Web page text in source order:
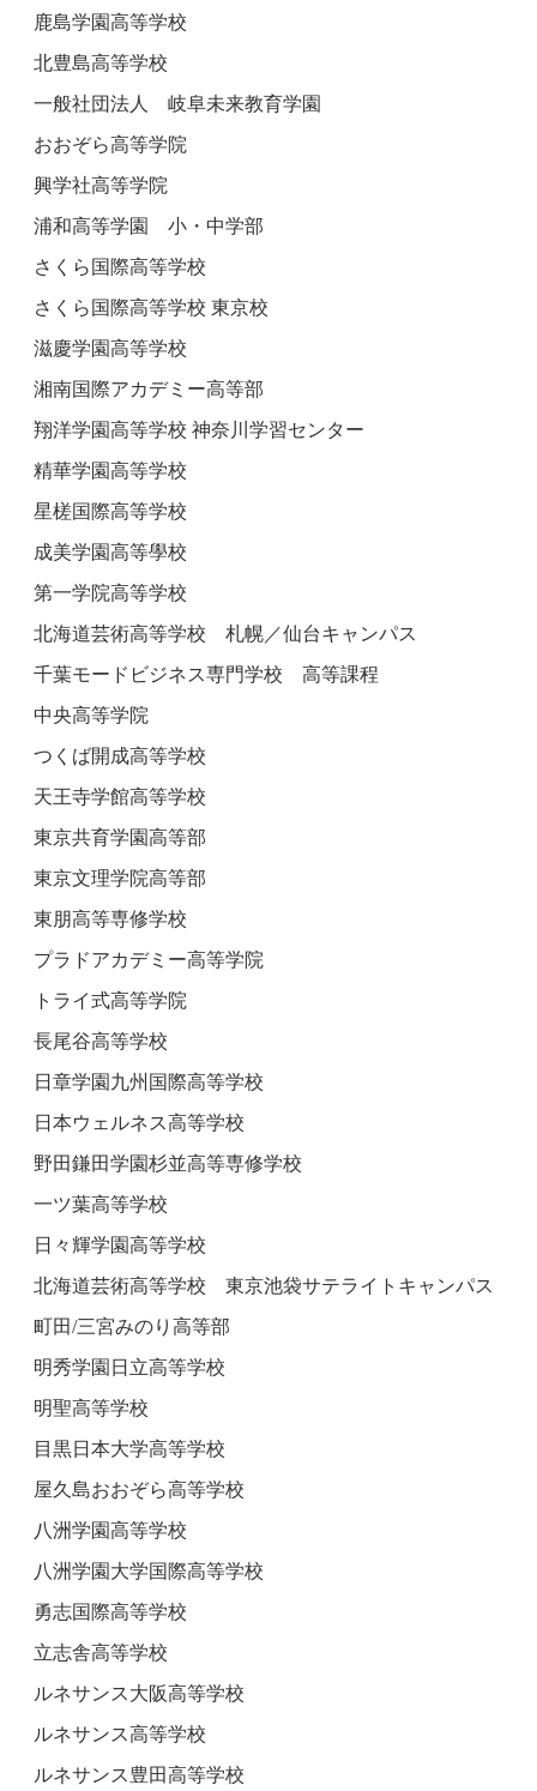
鹿島学園高等学校
北豊島高等学校
一般社団法人 岐阜未来教育学園
おおぞら高等学院
興学社高等学院
浦和高等学園 小・中学部
さくら国際高等学校
さくら国際高等学校 東京校
滋慶学園高等学校
湘南国際アカデミー高等部
翔洋学園高等学校 神奈川学習センター
精華学園高等学校
星槎国際高等学校
成美学園高等學校
第一学院高等学校
北海道芸術高等学校 札幌／仙台キャンパス
千葉モードビジネス専門学校 高等課程
中央高等学院
つくば開成高等学校
天王寺学館高等学校
東京共育学園高等部
東京文理学院高等部
東朋高等専修学校
プラドアカデミー高等学院
トライ式高等学院
長尾谷高等学校
日章学園九州国際高等学校
日本ウェルネス高等学校
野田鎌田学園杉並高等専修学校
一ツ葉高等学校
日々輝学園高等学校
北海道芸術高等学校 東京池袋サテライトキャンパス
町田/三宮みのり高等部
明秀学園日立高等学校
明聖高等学校
目黒日本大学高等学校
屋久島おおぞら高等学校
八洲学園高等学校
八洲学園大学国際高等学校
勇志国際高等学校
立志舎高等学校
ルネサンス大阪高等学校
ルネサンス高等学校
ルネサンス豊田高等学校